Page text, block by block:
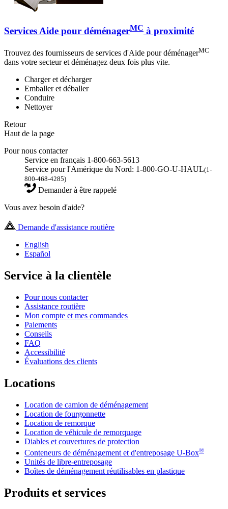
Services Aide pour déménagerMC à proximité
Trouvez des fournisseurs de services d'Aide pour déménagerMC
dans votre secteur et déménagez deux fois plus vite.
Charger et décharger
Emballer et déballer
Conduire
Nettoyer
Retour
Haut de la page
Pour nous contacter
Service en français 1-800-663-5613
Service pour l'Amérique du Nord: 1-800-GO-U-HAUL(1-
800-468-4285)
Demander à être rappelé
Vous avez besoin d'aide?
Demande d'assistance routière
English
Español
Service à la clientèle
Pour nous contacter
Assistance routière
Mon compte et mes commandes
Paiements
Conseils
FAQ
Accessibilité
Évaluations des clients
Locations
Location de camion de déménagement
Location de fourgonnette
Location de remorque
Location de véhicule de remorquage
Diables et couvertures de protection
Conteneurs de déménagement et d'entreposage U-Box®
Unités de libre-entreposage
Boîtes de déménagement réutilisables en plastique
Produits et services